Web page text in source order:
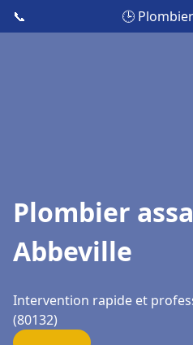
📞 🕒
Plombier
Abbeville
Intervention rapide et
(80132)